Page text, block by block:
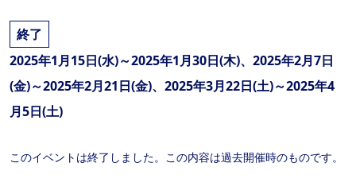
終了
2025年1月15日(水)～2025年1月30日(木)、2025年2月7日
(金)～2025年2月21日(金)、2025年3月22日(土)～2025年4
月5日(土)
このイベントは終了しました。この内容は過去開催時のものです。